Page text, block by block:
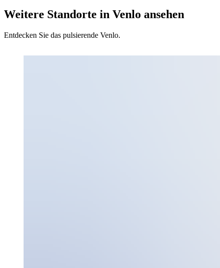
Weitere Standorte in Venlo ansehen
Entdecken Sie das pulsierende Venlo.